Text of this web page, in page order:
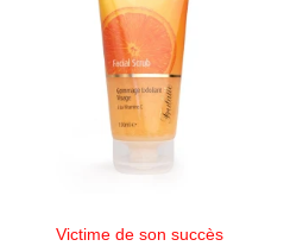
Victime de son succès